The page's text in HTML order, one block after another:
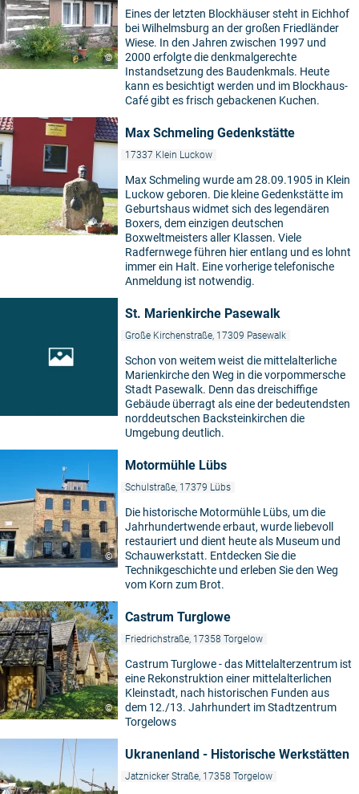
©
Eines der letzten Blockhäuser steht in Eichhof
bei Wilhelmsburg an der großen Friedländer
Wiese. In den Jahren zwischen 1997 und
2000 erfolgte die denkmalgerechte
Instandsetzung des Baudenkmals. Heute
kann es besichtigt werden und im Blockhaus-
Café gibt es frisch gebackenen Kuchen.
Max Schmeling Gedenkstätte
17337 Klein Luckow
Max Schmeling wurde am 28.09.1905 in Klein
Luckow geboren. Die kleine Gedenkstätte im
Geburtshaus widmet sich des legendären
Boxers, dem einzigen deutschen
Boxweltmeisters aller Klassen. Viele
Radfernwege führen hier entlang und es lohnt
immer ein Halt. Eine vorherige telefonische
Anmeldung ist notwendig.
St. Marienkirche Pasewalk
Große Kirchenstraße, 17309 Pasewalk
Schon von weitem weist die mittelalterliche
Marienkirche den Weg in die vorpommersche
Stadt Pasewalk. Denn das dreischiffige
Gebäude überragt als eine der bedeutendsten
norddeutschen Backsteinkirchen die
Umgebung deutlich.
©
Motormühle Lübs
Schulstraße, 17379 Lübs
Die historische Motormühle Lübs, um die
Jahrhundertwende erbaut, wurde liebevoll
restauriert und dient heute als Museum und
Schauwerkstatt. Entdecken Sie die
Technikgeschichte und erleben Sie den Weg
vom Korn zum Brot.
©
Castrum Turglowe
Friedrichstraße, 17358 Torgelow
Castrum Turglowe - das Mittelalterzentrum ist
eine Rekonstruktion einer mittelalterlichen
Kleinstadt, nach historischen Funden aus
dem 12./13. Jahrhundert im Stadtzentrum
Torgelows
Ukranenland - Historische Werkstätten
Jatznicker Straße, 17358 Torgelow